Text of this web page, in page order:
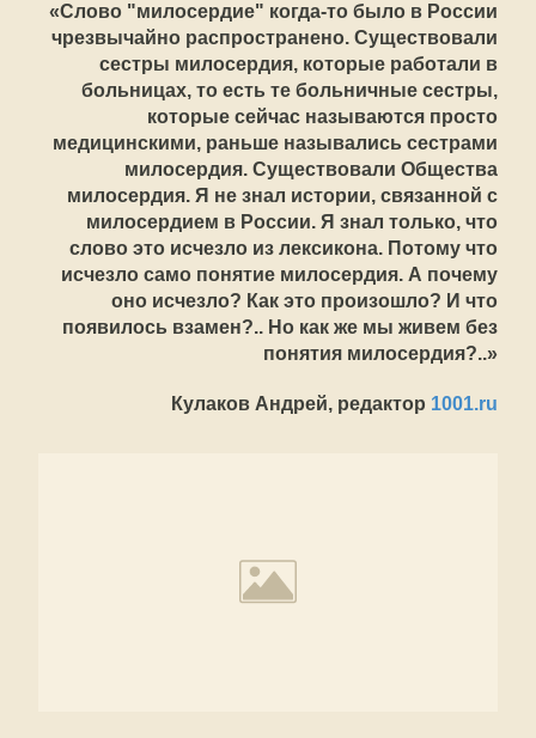
«Слово "милосердие" когда-то было в России
чрезвычайно распространено. Существовали
сестры милосердия, которые работали в
больницах, то есть те больничные сестры,
которые сейчас называются просто
медицинскими, раньше назывались сестрами
милосердия. Существовали Общества
милосердия. Я не знал истории, связанной с
милосердием в России. Я знал только, что
слово это исчезло из лексикона. Потому что
исчезло само понятие милосердия. А почему
оно исчезло? Как это произошло? И что
появилось взамен?.. Но как же мы живем без
понятия милосердия?..»
Кулаков Андрей, редактор 1001.ru